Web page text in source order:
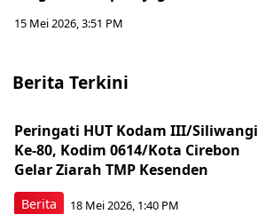
15 Mei 2026, 3:51 PM
Berita Terkini
Berita
Peringati HUT Kodam III/Siliwangi
Ke-80, Kodim 0614/Kota Cirebon
Gelar Ziarah TMP Kesenden
18 Mei 2026, 1:40 PM